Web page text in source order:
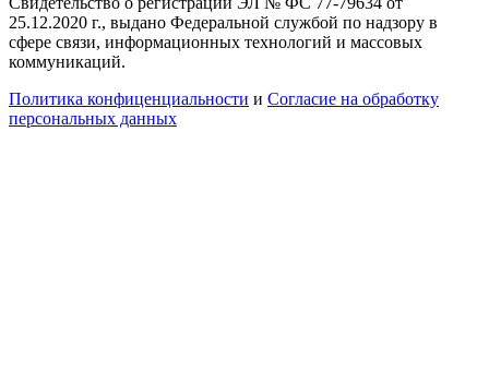
25.12.2020 г., выдано Федеральной службой по надзору в
сфере связи, информационных технологий и массовых
коммуникаций.
Политика конфиценциальности и Согласие на обработку
персональных данных